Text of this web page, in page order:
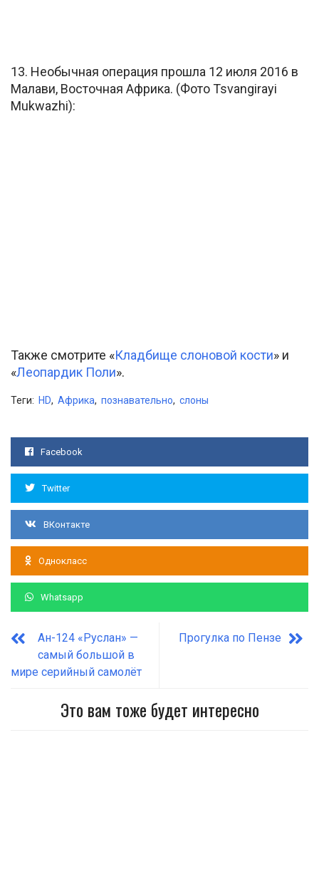
13. Необычная операция прошла 12 июля 2016 в
Малави, Восточная Африка. (Фото Tsvangirayi
Mukwazhi):
Также смотрите «Кладбище слоновой кости» и
«Леопардик Поли».
Теги: HD, Африка, познавательно, слоны
Facebook
Twitter
ВКонтакте
Однокласс
Whatsapp
Ан-124 «Руслан» —
самый большой в
мире серийный самолёт
Прогулка по Пензе
Это вам тоже будет интересно